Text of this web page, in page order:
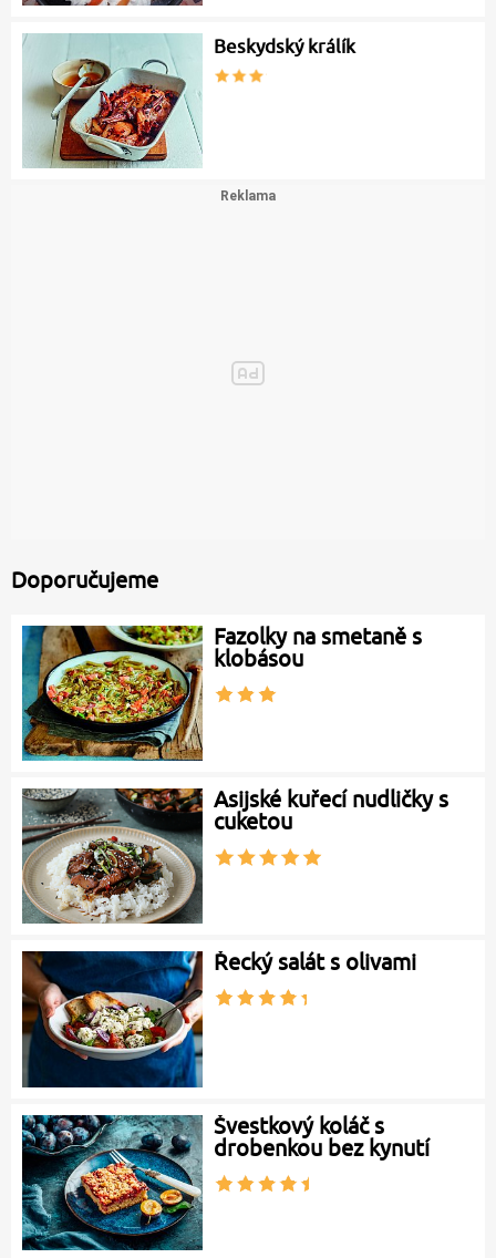
Beskydský králík
Doporučujeme
Fazolky na smetaně s
klobásou
Asijské kuřecí nudličky s
cuketou
Řecký salát s olivami
Švestkový koláč s
drobenkou bez kynutí